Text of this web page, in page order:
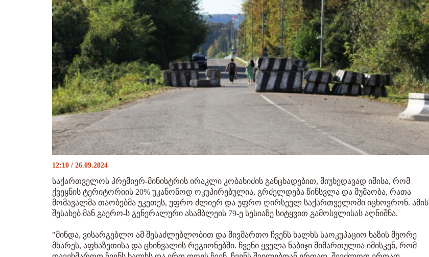
12:10 / 26.09.2024
საქართველოს პრემიერ-მინისტრის ირაკლი კობახიძის განცხადებით, მიუხედავად იმისა, რომ
ქვეყნის ტერიტორიის 20% უკანონოდ ოკუპირებულია, გრძელდება წინსვლა და მუშაობა, რათა
მომავალმა თაობებმა უკეთეს, უფრო ძლიერ და უფრო ღირსეულ საქართველოში იცხოვრონ. ამის
შესახებ მან გაერო-ს გენერალური ასამბლეის 79-ე სესიაზე სიტყვით გამოსვლისას აღნიშნა.
"მინდა, ვისარგებლო ამ შესაძლებლობით და მივმართო ჩვენს ხალხს საოკუპაციო ხაზის მეორე
მხარეს, აფხაზეთისა და ცხინვალის რეგიონებში. ჩვენი ყველა ნაბიჯი მიმართულია იმისკენ, რომ